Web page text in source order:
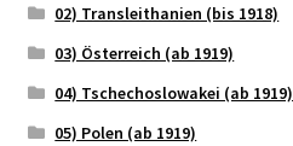
02) Transleithanien (bis 1918)
03) Österreich (ab 1919)
04) Tschechoslowakei (ab 1919)
05) Polen (ab 1919)